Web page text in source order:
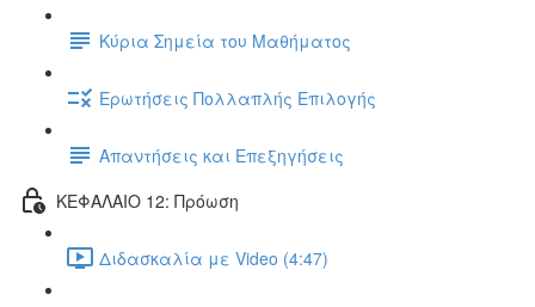
Κύρια Σημεία του Μαθήματος
Ερωτήσεις Πολλαπλής Επιλογής
Απαντήσεις και Επεξηγήσεις
ΚΕΦΑΛΑΙΟ 12: Πρόωση
Διδασκαλία με Video (4:47)